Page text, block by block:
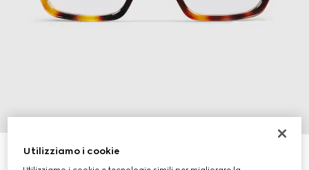
Occhiali da sole rettangolari
Utilizziamo i cookie